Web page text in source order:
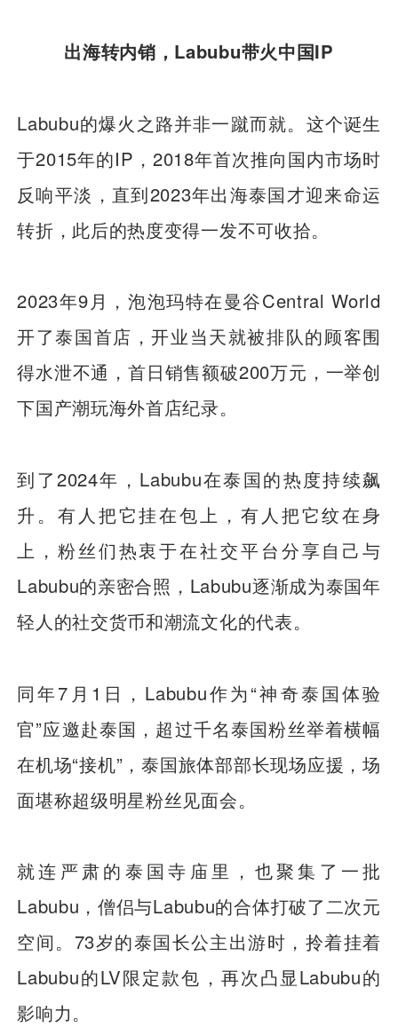
出海转内销，Labubu带火中国IP
Labubu的爆火之路并非一蹴而就。这个诞生
于2015年的IP，2018年首次推向国内市场时
反响平淡，直到2023年出海泰国才迎来命运
转折，此后的热度变得一发不可收拾。
2023年9月，泡泡玛特在曼谷Central World
开了泰国首店，开业当天就被排队的顾客围
得水泄不通，首日销售额破200万元，一举创
下国产潮玩海外首店纪录。
到了2024年，Labubu在泰国的热度持续飙
升。有人把它挂在包上，有人把它纹在身
上，粉丝们热衷于在社交平台分享自己与
Labubu的亲密合照，Labubu逐渐成为泰国年
轻人的社交货币和潮流文化的代表。
同年7月1日，Labubu作为“神奇泰国体验
官”应邀赴泰国，超过千名泰国粉丝举着横幅
在机场“接机”，泰国旅体部部长现场应援，场
面堪称超级明星粉丝见面会。
就连严肃的泰国寺庙里，也聚集了一批
Labubu，僧侣与Labubu的合体打破了二次元
空间。73岁的泰国长公主出游时，拎着挂着
Labubu的LV限定款包，再次凸显Labubu的
影响力。